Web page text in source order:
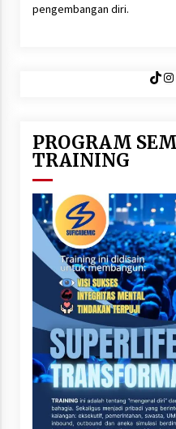
pengembangan diri.
PROGRAM
TRAINING